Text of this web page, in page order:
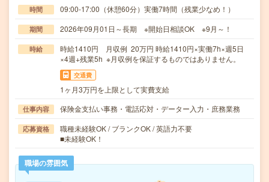
時間 09:00-17:00（休憩60分）実働7時間（残業少なめ！）
期間 2026年09月01日～長期 ※開始日相談OK ※9月～！
時給
時給1410円 月収例 20万円 時給1410円×実働7h×週5日
×4週+残業5h ※月収例を保証するものではありません。
交通費
1ヶ月3万円を上限として実費支給
仕事内容 保険金支払い事務・電話応対・データー入力・庶務業務
応募資格
職種未経験OK / ブランクOK / 英語力不要
■未経験OK！
職場の雰囲気